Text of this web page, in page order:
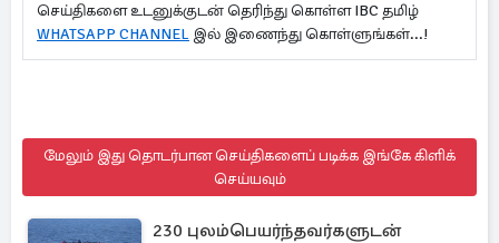
செய்திகளை உடனுக்குடன் தெரிந்து கொள்ள IBC தமிழ்
WHATSAPP CHANNEL இல் இணைந்து கொள்ளுங்கள்...!
மேலும் இது தொடர்பான செய்திகளைப் படிக்க இங்கே கிளிக்
செய்யவும்
230 புலம்பெயர்ந்தவர்களுடன்